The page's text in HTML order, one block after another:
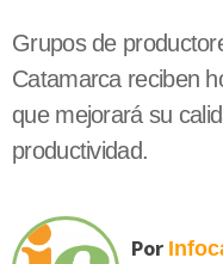
Grupos de
Catamarca reciben
que mejorará su
productividad.
Por